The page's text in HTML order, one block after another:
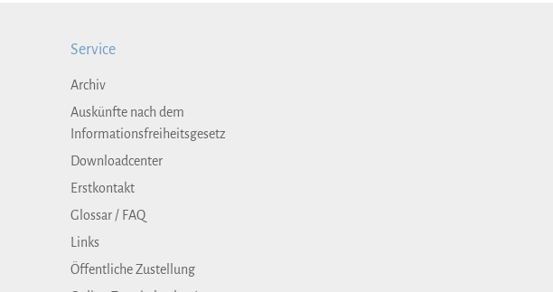
Service
Archiv
Auskünfte nach dem
Informationsfreiheitsgesetz
Downloadcenter
Erstkontakt
Glossar / FAQ
Links
Öffentliche Zustellung